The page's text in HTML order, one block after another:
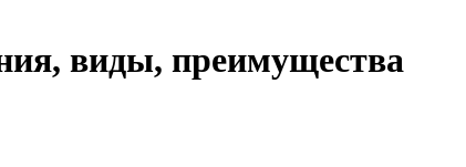
виды, преимущества